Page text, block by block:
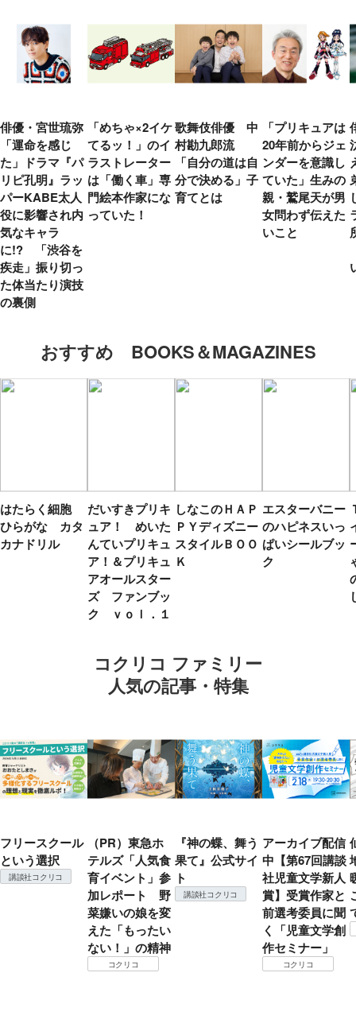
俳優・宮世琉弥
「運命を感じ
た」ドラマ『パ
リピ孔明』ラッ
パーKABE太人
役に影響され内
気なキャラ
に!? 「渋谷を
疾走」振り切っ
た体当たり演技
の裏側
「めちゃ×2イケ
てるッ！」のイ
ラストレーター
は「働く車」専
門絵本作家にな
っていた！
歌舞伎俳優 中
村勘九郎流
「自分の道は自
分で決める」子
育てとは
「プリキュアは
20年前からジェ
ンダーを意識し
ていた」生みの
親・鷲尾天が男
女問わず伝えた
いこと
おすすめ BOOKS＆MAGAZINES
はたらく細胞
ひらがな カタ
カナドリル
だいすきプリキ
ュア！ めいた
んていプリキュ
ア！＆プリキュ
アオールスター
ズ ファンブッ
ク ｖｏｌ．１
しなこのＨＡＰ
ＰＹディズニー
スタイルＢＯＯ
Ｋ
エスターバニー
のハピネスいっ
ぱいシールブッ
ク
コクリコ ファミリー
人気の記事・特集
フリースクール
という選択
講談社コクリコ
（PR）東急ホ
テルズ「人気食
育イベント」参
加レポート 野
菜嫌いの娘を変
えた「もったい
ない！」の精神
コクリコ
『神の蝶、舞う
果て』公式サイ
ト
講談社コクリコ
アーカイブ配信
中【第67回講談
社児童文学新人
賞】受賞作家と
前選考委員に聞
く「児童文学創
作セミナー」
コクリコ